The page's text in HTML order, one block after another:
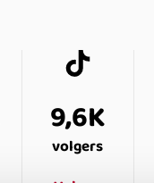
9,6K
volgers